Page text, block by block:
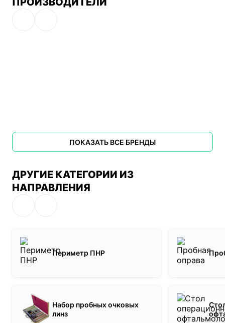
ПОКАЗАТЬ ВСЕ БРЕНДЫ
ДРУГИЕ КАТЕГОРИИ ИЗ
НАПРАВЛЕНИЯ
Периметр ПНР
Набор пробных очковых
линз